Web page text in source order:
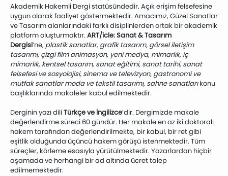
Akademik Hakemli Dergi statüsündedir. Açık erişim felsefesine
uygun olarak faaliyet göstermektedir. Amacımız, Güzel Sanatlar
ve Tasarım alanlarındaki farklı disiplinlerden ortak bir akademik
platform oluşturmaktır. ART/icle: Sanat & Tasarım
Dergisi’ne, plastik sanatlar, grafik tasarım, görsel iletişim
tasarımı, çizgi film animasyon, yeni medya, mimarlık, iç
mimarlık, kentsel tasarım, sanat eğitimi, sanat tarihi, sanat
felsefesi ve sosyolojisi, sinema ve televizyon, gastronomi ve
mutfak sanatlar moda ve tekstil tasarımı, sahne sanatlarıkonu
başlıklarında makaleler kabul edilmektedir.
Derginin yazı diliTürkçe ve İngilizce’dir. Dergimizde makale
değerlendirme süreci 60 gündür. Her makale en az iki doktoralı
hakem tarafından değerlendirilmekte, bir kabul, bir ret gibi
eşitlik olduğunda üçüncü hakem görüşü istenmektedir. Tüm
süreçler, körleme esasıyla yürütülmektedir. Yazarlardan hiçbir
aşamada ve herhangi bir ad altında ücret talep
edilmemektedir.